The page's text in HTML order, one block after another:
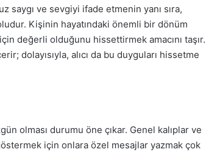
saygı ve sevgiyi ifade etmenin yanı sıra,
Kişinin hayatındaki önemli bir dönüm
değerli olduğunu hissettirmek amacını taşır.
dolayısıyla, alıcı da bu duyguları hissetme
olması durumu öne çıkar. Genel kalıplar ve
için onlara özel mesajlar yazmak çok